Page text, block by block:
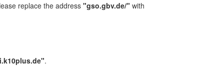
replace the address "gso.gbv.de/" with
.